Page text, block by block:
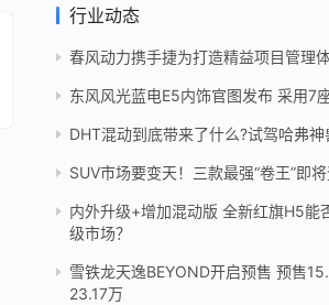
行业动态
春风动力携手捷为打造精益项目管理
东风风光蓝电E5内饰官图发布 采用7
DHT混动到底带来了什么?试驾哈弗神
SUV市场要变天！三款最强“卷王”即
内外升级+增加混动版 全新红旗H5能
级市场？
雪铁龙天逸BEYOND开启预售 预售
23.17万